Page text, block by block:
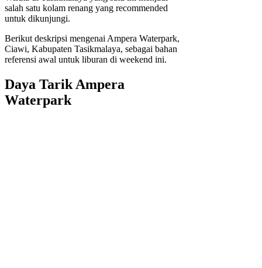
salah satu kolam renang yang recommended
untuk dikunjungi.
Berikut deskripsi mengenai Ampera Waterpark,
Ciawi, Kabupaten Tasikmalaya, sebagai bahan
referensi awal untuk liburan di weekend ini.
Daya Tarik Ampera
Waterpark